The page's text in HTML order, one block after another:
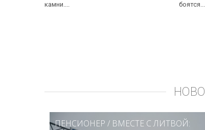
камни....
боятся...
ПЕНСИОНЕР / ВМЕСТЕ С ЛИТВОЙ: